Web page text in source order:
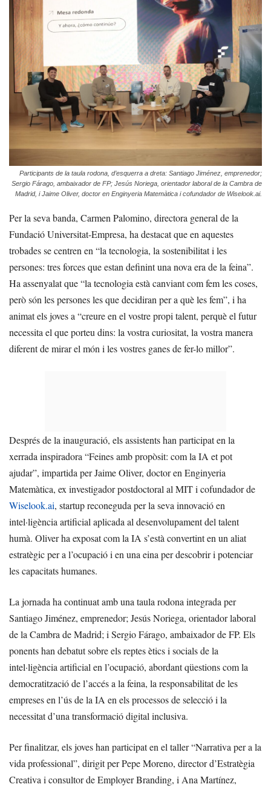
Participants de la taula rodona, d’esquerra a dreta: Santiago Jiménez, emprenedor;
Sergio Fárago, ambaixador de FP; Jesús Noriega, orientador laboral de la Cambra de
Madrid, i Jaime Oliver, doctor en Enginyeria Matemàtica i cofundador de Wiselook.ai.
Per la seva banda, Carmen Palomino, directora general de la
Fundació Universitat-Empresa, ha destacat que en aquestes
trobades se centren en “la tecnologia, la sostenibilitat i les
persones: tres forces que estan definint una nova era de la feina”.
Ha assenyalat que “la tecnologia està canviant com fem les coses,
però són les persones les que decidiran per a què les fem”, i ha
animat els joves a “creure en el vostre propi talent, perquè el futur
necessita el que porteu dins: la vostra curiositat, la vostra manera
diferent de mirar el món i les vostres ganes de fer-lo millor”.
Després de la inauguració, els assistents han participat en la
xerrada inspiradora “Feines amb propòsit: com la IA et pot
ajudar”, impartida per Jaime Oliver, doctor en Enginyeria
Matemàtica, ex investigador postdoctoral al MIT i cofundador de
Wiselook.ai, startup reconeguda per la seva innovació en
intel·ligència artificial aplicada al desenvolupament del talent
humà. Oliver ha exposat com la IA s’està convertint en un aliat
estratègic per a l’ocupació i en una eina per descobrir i potenciar
les capacitats humanes.
La jornada ha continuat amb una taula rodona integrada per
Santiago Jiménez, emprenedor; Jesús Noriega, orientador laboral
de la Cambra de Madrid; i Sergio Fárago, ambaixador de FP. Els
ponents han debatut sobre els reptes ètics i socials de la
intel·ligència artificial en l’ocupació, abordant qüestions com la
democratització de l’accés a la feina, la responsabilitat de les
empreses en l’ús de la IA en els processos de selecció i la
necessitat d’una transformació digital inclusiva.
Per finalitzar, els joves han participat en el taller “Narrativa per a la
vida professional”, dirigit per Pepe Moreno, director d’Estratègia
Creativa i consultor de Employer Branding, i Ana Martínez,